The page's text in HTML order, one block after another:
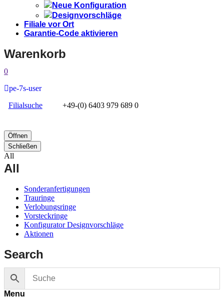
Neue Konfiguration
Designvorschläge
Filiale vor Ort
Garantie-Code aktivieren
Warenkorb
0
pe-7s-user
Filialsuche
+49-(0) 6403 979 689 0
Öffnen
Schließen
All
All
Sonderanfertigungen
Trauringe
Verlobungsringe
Vorsteckringe
Konfigurator Designvorschläge
Aktionen
Search
Menu